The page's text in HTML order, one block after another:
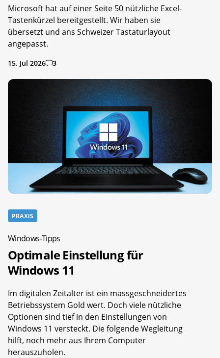
Microsoft hat auf einer Seite 50 nützliche Excel-
Tastenkürzel bereitgestellt. Wir haben sie
übersetzt und ans Schweizer Tastaturlayout
angepasst.
15. Jul 2026 3
PRAXIS
Windows-Tipps
Optimale Einstellung für
Windows 11
Im digitalen Zeitalter ist ein massgeschneidertes
Betriebssystem Gold wert. Doch viele nützliche
Optionen sind tief in den Einstellungen von
Windows 11 versteckt. Die folgende Wegleitung
hilft, noch mehr aus Ihrem Computer
herauszuholen.